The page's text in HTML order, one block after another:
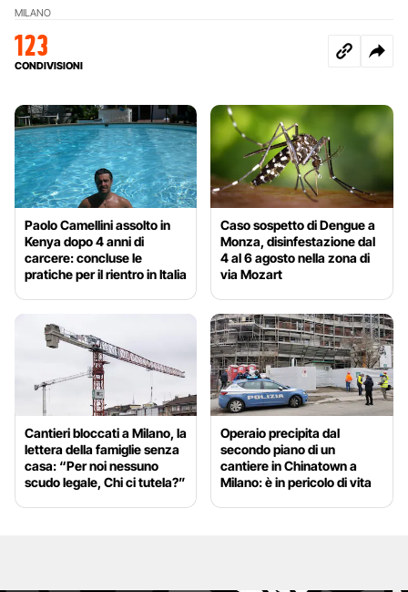
MILANO
123
CONDIVISIONI
Paolo Camellini assolto in
Kenya dopo 4 anni di
carcere: concluse le
pratiche per il rientro in Italia
Caso sospetto di Dengue a
Monza, disinfestazione dal
4 al 6 agosto nella zona di
via Mozart
Cantieri bloccati a Milano, la
lettera della famiglie senza
casa: “Per noi nessuno
scudo legale, Chi ci tutela?”
Operaio precipita dal
secondo piano di un
cantiere in Chinatown a
Milano: è in pericolo di vita